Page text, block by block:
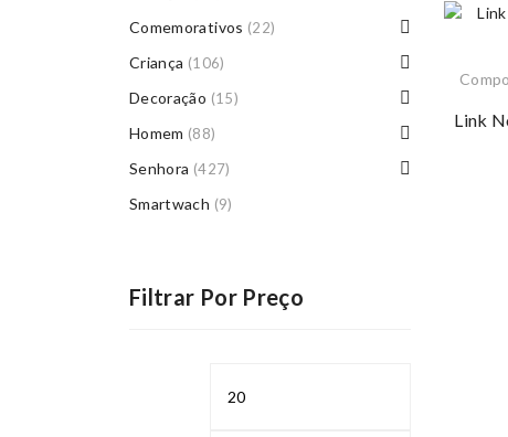
Link
Comemorativos (22)
Criança (106)
Decoração (15)
Homem (88)
Senhora (427)
Smartwach (9)
Filtrar Por Preço